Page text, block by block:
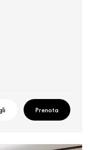
Prenota